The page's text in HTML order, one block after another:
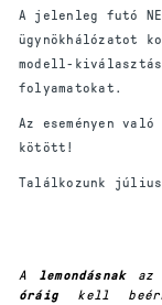
A jelenleg futó
ügynökhálózatot
modell-
folyamatokat.
Az eseményen
kötött!
Találkozunk
A lemondásnakaz
óráig kell